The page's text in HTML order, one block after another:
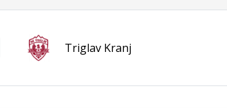
Triglav Kranj